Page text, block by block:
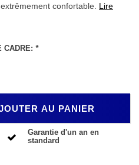
confortable. Lire
CADRE: *
AU PANIER
Garantie d'un an en
standard